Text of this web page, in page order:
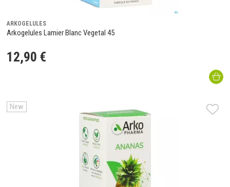
ARKOGELULES
Arkogelules Lamier Blanc Vegetal 45
12,90 €
New